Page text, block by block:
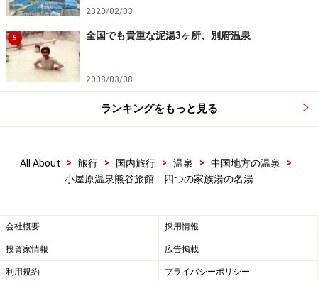
2020/02/03
5 全国でも貴重な泥湯3ヶ所、別府温泉
2008/03/08
ランキングをもっと見る
All About > 旅行 > 国内旅行 > 温泉 > 中国地方の温泉
>
小屋原温泉熊谷旅館 四つの家族湯の名湯
会社概要 採用情報
投資家情報 広告掲載
利用規約 プライバシーポリシー